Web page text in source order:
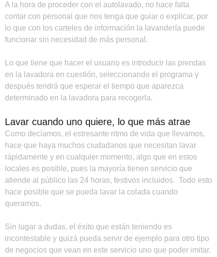
A la hora de proceder con el autolavado, no hace falta
contar con personal que nos tenga que guiar o explicar, por
lo que con los carteles de información la lavandería puede
funcionar sin necesidad de más personal.
Lo que tiene que hacer el usuario es introducir las prendas
en la lavadora en cuestión, seleccionando el programa y
después tendrá que esperar el tiempo que aparezca
determinado en la lavadora para recogerla.
Lavar cuando uno quiere, lo que más atrae
Como decíamos, el estresante ritmo de vida que llevamos,
hace que haya muchos ciudadanos que necesitan lavar
rápidamente y en cualquier momento, algo que en estos
locales es posible, pues la mayoría tienen servicio que
atiende al público las 24 horas, festivos incluidos. Todo esto
hace posible que se pueda lavar la colada cuando
queramos.
Sin lugar a dudas, el éxito que están teniendo es
incontestable y quizá pueda servir de ejemplo para otro tipo
de negocios que vean en este servicio uno que poder imitar.